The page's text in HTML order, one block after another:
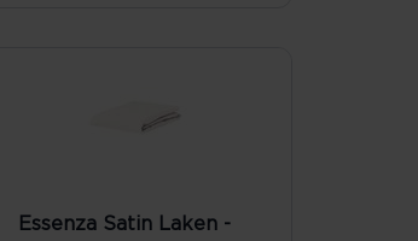
Essenza Satin Laken -